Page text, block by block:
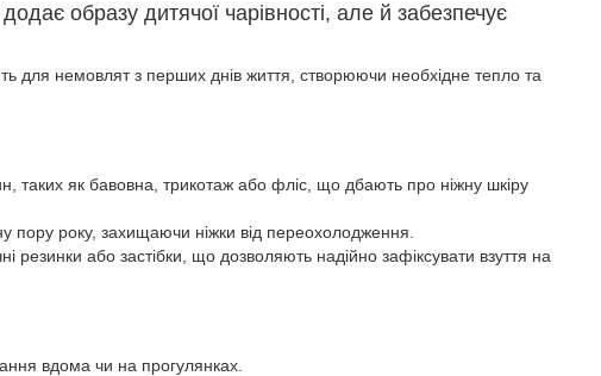
образу дитячої чарівності, але й забезпечує
для немовлят з перших днів життя, створюючи необхідне тепло та
таких як бавовна, трикотаж або фліс, що дбають про ніжну шкіру
пору року, захищаючи ніжки від переохолодження.
резинки або застібки, що дозволяють надійно зафіксувати взуття на
вдома чи на прогулянках.